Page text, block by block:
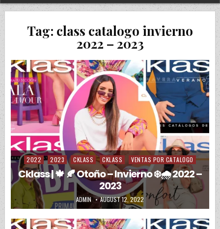
Tag: class catalogo invierno
2022 – 2023
Posted in
2022 2023 CKLASS CKLASS VENTAS POR CATALOGO
Cklass | 🍁 🍂 Otoño – Invierno ❄️🌧️ 2022 –
2023
AUTHOR:
ADMIN PUBLISHED DATE:
AUGUST 12, 2022